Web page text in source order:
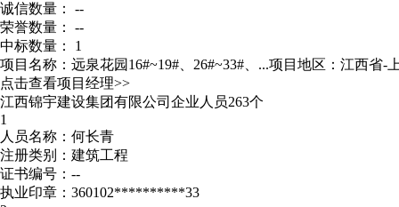
诚信数量： --
荣誉数量： --
中标数量： 1
项目名称：远泉花园16#~19#、26#~33#、...项目地区：江西省-
点击查看项目经理>>
江西锦宇建设集团有限公司企业人员263个
1
人员名称：何长青
注册类别：建筑工程
证书编号：--
执业印章：360102**********33